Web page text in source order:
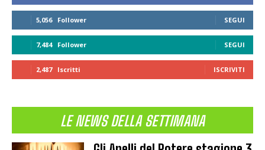
5,056 Follower SEGUI
7,484 Follower SEGUI
2,487 Iscritti ISCRIVITI
LE NEWS DELLA SETTIMANA